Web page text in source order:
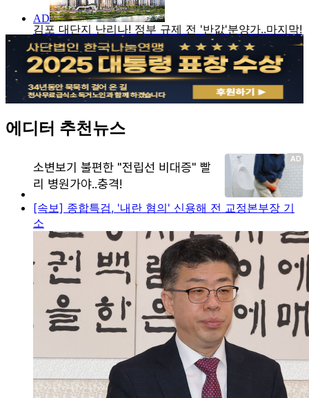
에디터 추천뉴스
[속보] 종합특검, '내란 혐의' 신용해 전 교정본부장 기
소